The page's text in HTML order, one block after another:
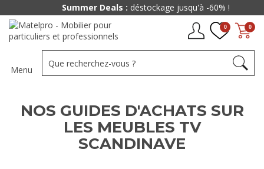
0
0
Menu
NOS GUIDES D'ACHATS SUR
LES MEUBLES TV
SCANDINAVE
Summer Deals :déstockage jusqu'à -60% !